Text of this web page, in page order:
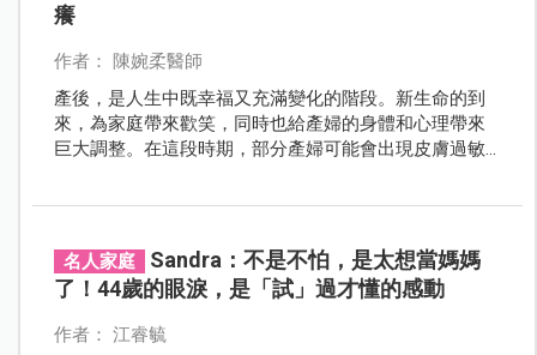
癢
作者： 陳婉柔醫師
產後，是人生中既幸福又充滿變化的階段。新生命的到
來，為家庭帶來歡笑，同時也給產婦的身體和心理帶來
巨大調整。在這段時期，部分產婦可能會出現皮膚過敏
名人家庭
Sandra：不是不怕，是太想當媽媽
了！44歲的眼淚，是「試」過才懂的感動
作者： 江睿毓